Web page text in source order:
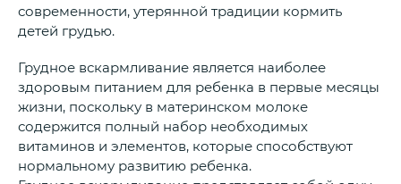
современности, утерянной традиции кормить
детей грудью.
Грудное вскармливание является наиболее
здоровым питанием для ребенка в первые месяцы
жизни, поскольку в материнском молоке
содержится полный набор необходимых
витаминов и элементов, которые способствуют
нормальному развитию ребенка.